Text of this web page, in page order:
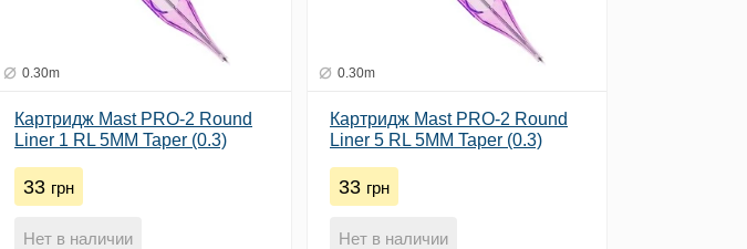
0.30m
Картридж Mast PRO-2 Round
Liner 1 RL 5MM Taper (0.3)
33 грн
Нет в наличии
0.30m
Картридж Mast PRO-2 Round
Liner 5 RL 5MM Taper (0.3)
33 грн
Нет в наличии